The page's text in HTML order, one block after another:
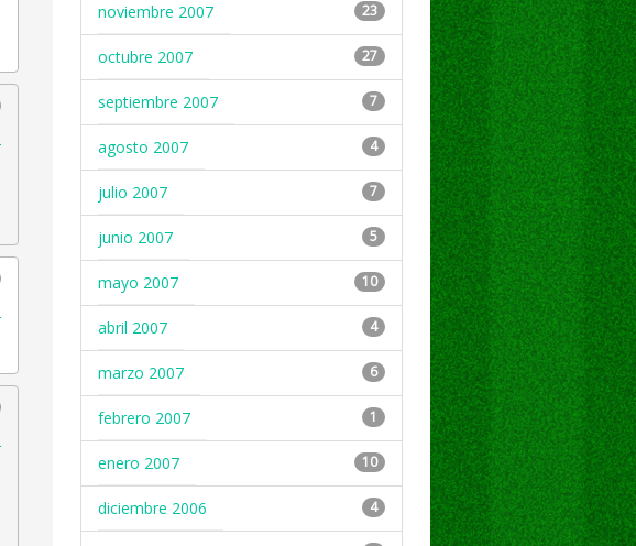
noviembre 2007 23
octubre 2007 27
septiembre 2007 7
agosto 2007 4
julio 2007 7
junio 2007 5
mayo 2007 10
abril 2007 4
marzo 2007 6
febrero 2007 1
enero 2007 10
diciembre 2006 4